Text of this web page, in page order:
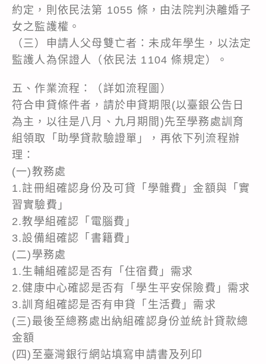
約定，則依民法第 1055 條，由法院判決離婚子
女之監護權。
（三）申請人父母雙亡者：未成年學生，以法定
監護人為保證人（依民法 1104 條規定）。
五、作業流程：（詳如流程圖）
符合申貸條件者，請於申貸期限(以臺銀公告日
為主，以往是八月、九月期間)先至學務處訓育
組領取「助學貸款驗證單」，再依下列流程辦
理：
(一)教務處
1.註冊組確認身份及可貸「學雜費」金額與「實
習實驗費」
2.教學組確認「電腦費」
3.設備組確認「書籍費」
(二)學務處
1.生輔組確認是否有「住宿費」需求
2.健康中心確認是否有「學生平安保險費」需求
3.訓育組確認是否有申貸「生活費」需求
(三)最後至總務處出納組確認身份並統計貸款總
金額
(四)至臺灣銀行網站填寫申請書及列印